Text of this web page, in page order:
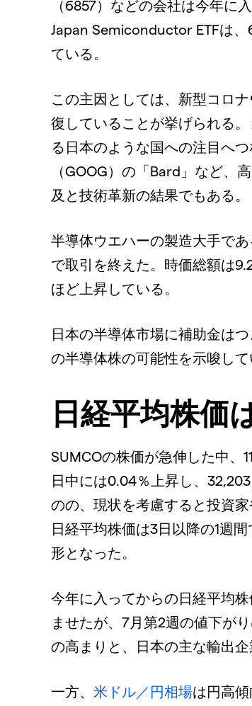
（6857）などの会社は今年に
Japan Semiconductor ETFは
ている。
この主因としては、新型コロ
復していることが挙げられる
る日本のような国への注目へ
（GOOG）の「Bard」など、
及と技術革新の結果でもある。
半導体ウエハーの製造大手であ
で取引を終えた。時価総額は
ほど上昇している。
日本の半導体市場に補助金は
の半導体株の可能性を示唆して
日経平均株価
SUMCOの株価が急伸した中、
日中には0.04％上昇し、
のの、現状を考慮すると投資
日経平均株価は3日以降の1週
形となった。
今年に入ってからの日経平均
ませたが、7月第2週の値下が
の高まりと、日本の主な輸出
一方、 米ドル／円相場は円高